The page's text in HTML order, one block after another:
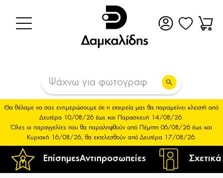
ΕπίσημεςΑντιπροσωπείες
Θα θέλαμε να σας ενημερώσουμε ότι η εταιρεία μας θα παραμείνει κλειστή από
Δευτέρα 10/08/26 έως και Παρασκευή 14/08/26.
Όλες οι παραγγελίες που θα παραληφθούν από Πέμπτη 06/08/26 έως και
Κυριακή 16/08/26, θα εκτελεσθούν από Δευτέρα 17/08/26.